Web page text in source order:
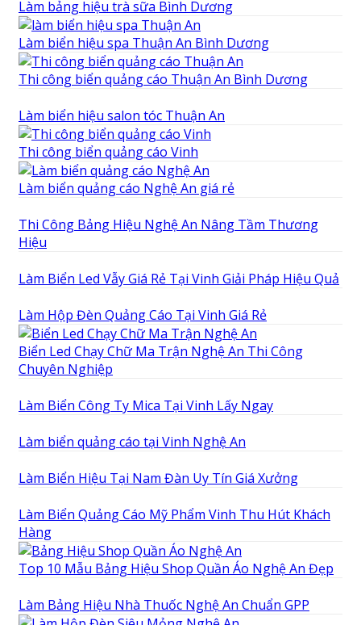
Làm bảng hiệu trà sữa Bình Dương
Làm biển hiệu spa Thuận An Bình Dương
Thi công biển quảng cáo Thuận An Bình Dương
Làm biển hiệu salon tóc Thuận An
Thi công biển quảng cáo Vinh
Làm biển quảng cáo Nghệ An giá rẻ
Thi Công Bảng Hiệu Nghệ An Nâng Tầm Thương
Hiệu
Làm Biển Led Vẫy Giá Rẻ Tại Vinh Giải Pháp Hiệu Quả
Làm Hộp Đèn Quảng Cáo Tại Vinh Giá Rẻ
Biển Led Chạy Chữ Ma Trận Nghệ An Thi Công
Chuyên Nghiệp
Làm Biển Công Ty Mica Tại Vinh Lấy Ngay
Làm biển quảng cáo tại Vinh Nghệ An
Làm Biển Hiệu Tại Nam Đàn Uy Tín Giá Xưởng
Làm Biển Quảng Cáo Mỹ Phẩm Vinh Thu Hút Khách
Hàng
Top 10 Mẫu Bảng Hiệu Shop Quần Áo Nghệ An Đẹp
Làm Bảng Hiệu Nhà Thuốc Nghệ An Chuẩn GPP